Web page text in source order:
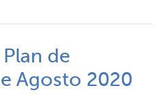
de
Agosto 2020